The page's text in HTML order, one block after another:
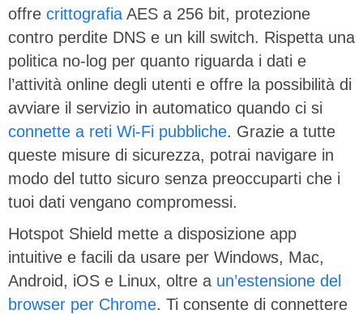
offre crittografia AES a 256 bit, protezione
contro perdite DNS e un kill switch. Rispetta una
politica no-log per quanto riguarda i dati e
l’attività online degli utenti e offre la possibilità di
avviare il servizio in automatico quando ci si
connette a reti Wi-Fi pubbliche. Grazie a tutte
queste misure di sicurezza, potrai navigare in
modo del tutto sicuro senza preoccuparti che i
tuoi dati vengano compromessi.
Hotspot Shield mette a disposizione app
intuitive e facili da usare per Windows, Mac,
Android, iOS e Linux, oltre a un’estensione del
browser per Chrome. Ti consente di connettere